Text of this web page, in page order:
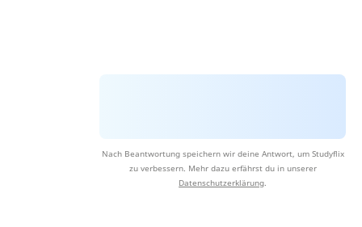
Nach Beantwortung speichern wir deine Antwort, um Studyflix
zu verbessern. Mehr dazu erfährst du in unserer
Datenschutzerklärung.